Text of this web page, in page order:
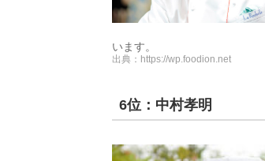
います。
出典： https://wp.foodion.net
6位：中村孝明